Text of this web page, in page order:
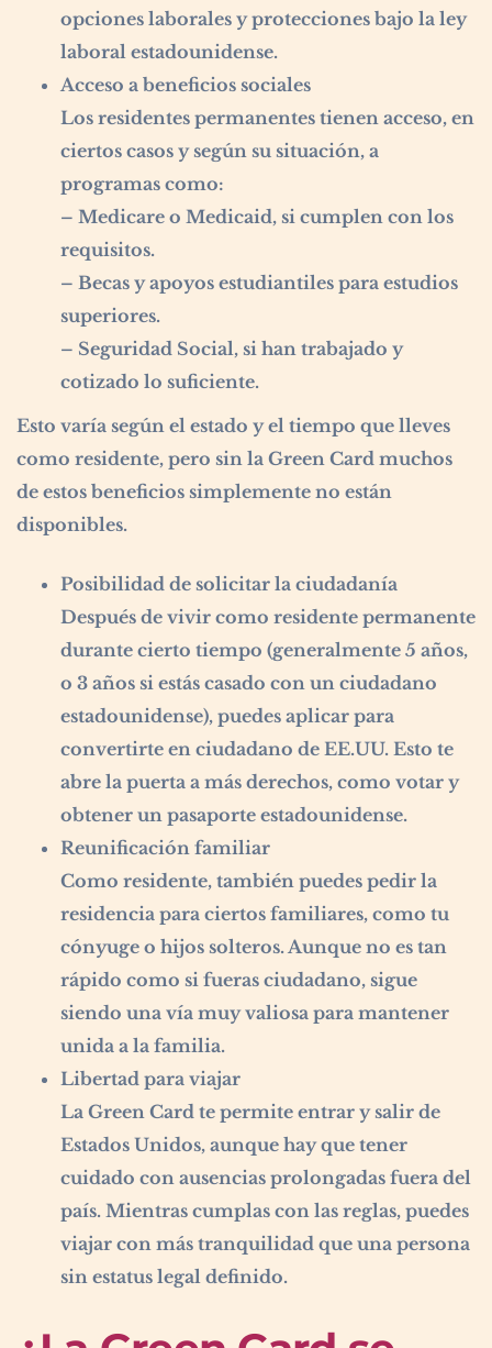
opciones laborales y protecciones bajo la ley
laboral estadounidense.
Acceso a beneficios sociales
Los residentes permanentes tienen acceso, en
ciertos casos y según su situación, a
programas como:
– Medicare o Medicaid, si cumplen con los
requisitos.
– Becas y apoyos estudiantiles para estudios
superiores.
– Seguridad Social, si han trabajado y
cotizado lo suficiente.
Esto varía según el estado y el tiempo que lleves
como residente, pero sin la Green Card muchos
de estos beneficios simplemente no están
disponibles.
Posibilidad de solicitar la ciudadanía
Después de vivir como residente permanente
durante cierto tiempo (generalmente 5 años,
o 3 años si estás casado con un ciudadano
estadounidense), puedes aplicar para
convertirte en ciudadano de EE.UU. Esto te
abre la puerta a más derechos, como votar y
obtener un pasaporte estadounidense.
Reunificación familiar
Como residente, también puedes pedir la
residencia para ciertos familiares, como tu
cónyuge o hijos solteros. Aunque no es tan
rápido como si fueras ciudadano, sigue
siendo una vía muy valiosa para mantener
unida a la familia.
Libertad para viajar
La Green Card te permite entrar y salir de
Estados Unidos, aunque hay que tener
cuidado con ausencias prolongadas fuera del
país. Mientras cumplas con las reglas, puedes
viajar con más tranquilidad que una persona
sin estatus legal definido.